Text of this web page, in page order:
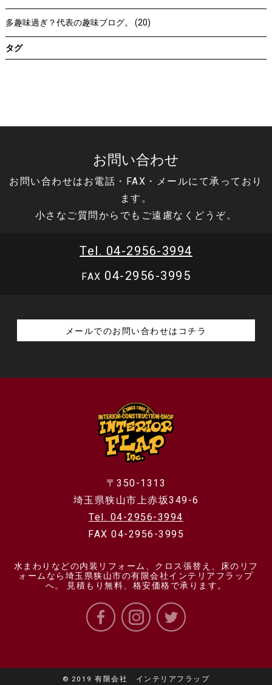
多趣味過ぎ？代表の趣味ブログ。 (20)
タグ
お問い合わせ
お問い合わせはお電話・FAX・メールにて承っており
ます。
小さなご質問からでもご遠慮なくどうぞ。
Tel. 04-2956-3994
FAX 04-2956-3995
メールでのお問い合わせはコチラ
〒350-1313
埼玉県狭山市上赤坂349-6
Tel. 04-2956-3994
FAX 04-2956-3995
水まわりなどの内装リフォーム、クロス張替え、床のリフ
ォームなら埼玉県狭山市の有限会社インテリアフラップ
へ。 見積もり無料、格安価格で承ります。
© 2019 有限会社 インテリアフラップ